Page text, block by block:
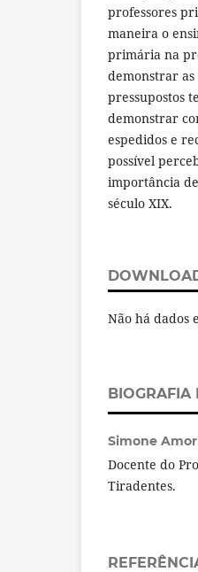
professores
maneira o
primária na
demonstrar as
pressupostos
demonstrar
espedidos e
possível
importância
século XIX.
Não há dados
BIOGRAFIA
Simone
Docente do
Tiradentes.